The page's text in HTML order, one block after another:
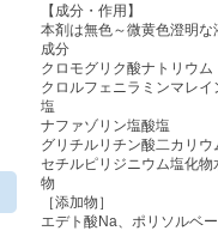
【成分・作用】
本剤は無色～微黄色澄明な
成分
クロモグリク酸ナトリウム
クロルフェニラミンマレイ
塩
ナファゾリン塩酸塩
グリチルリチン酸二カリウ
セチルピリジニウム塩化物
物
［添加物］
エデト酸Na、ポリソルベ